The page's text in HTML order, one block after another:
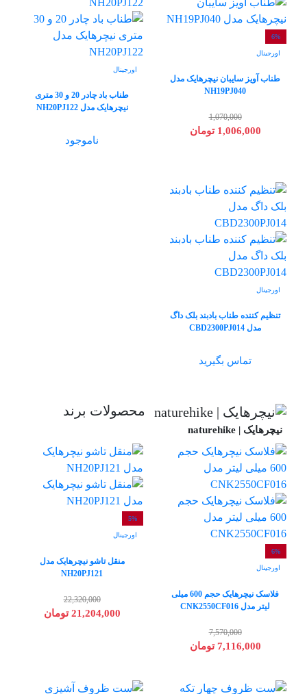
6%
اورجینال
طناب آویز سایبان نیچرهایک مدل
NH19PJ040
1,070,000
1,006,000 تومان
اورجینال
طناب باد چادر 20 و 30 متری
نیچرهایک مدل NH20PJ122
ناموجود
اورجینال
تنظیم کننده طناب بادبند بلک داگ
مدل CBD2300PJ014
تماس بگیرید
محصولات برند
نیچرهایک | naturehike
6%
اورجینال
فلاسک نیچرهایک حجم 600 میلی
لیتر مدل CNK2550CF016
7,570,000
7,116,000 تومان
5%
اورجینال
منقل تاشو نیچرهایک مدل
NH20PJ121
22,320,000
21,204,000 تومان